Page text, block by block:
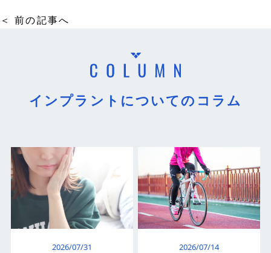
＜ 前の記事へ
インプラントについてのコラム
2026/07/31 2026/07/14